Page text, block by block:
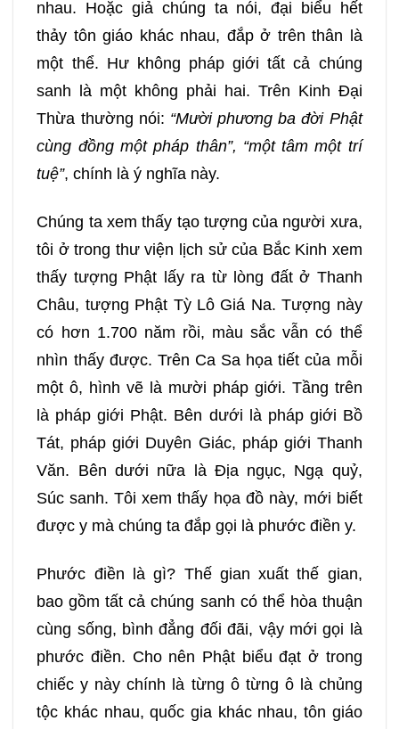
nhau. Hoặc giả chúng ta nói, đại biểu hết
thảy tôn giáo khác nhau, đắp ở trên thân là
một thể. Hư không pháp giới tất cả chúng
sanh là một không phải hai. Trên Kinh Đại
Thừa thường nói: “Mười phương ba đời Phật
cùng đồng một pháp thân”, “một tâm một trí
tuệ”, chính là ý nghĩa này.
Chúng ta xem thấy tạo tượng của người xưa,
tôi ở trong thư viện lịch sử của Bắc Kinh xem
thấy tượng Phật lấy ra từ lòng đất ở Thanh
Châu, tượng Phật Tỳ Lô Giá Na. Tượng này
có hơn 1.700 năm rồi, màu sắc vẫn có thể
nhìn thấy được. Trên Ca Sa họa tiết của mỗi
một ô, hình vẽ là mười pháp giới. Tầng trên
là pháp giới Phật. Bên dưới là pháp giới Bồ
Tát, pháp giới Duyên Giác, pháp giới Thanh
Văn. Bên dưới nữa là Địa ngục, Ngạ quỷ,
Súc sanh. Tôi xem thấy họa đồ này, mới biết
được y mà chúng ta đắp gọi là phước điền y.
Phước điền là gì? Thế gian xuất thế gian,
bao gồm tất cả chúng sanh có thể hòa thuận
cùng sống, bình đẳng đối đãi, vậy mới gọi là
phước điền. Cho nên Phật biểu đạt ở trong
chiếc y này chính là từng ô từng ô là chủng
tộc khác nhau, quốc gia khác nhau, tôn giáo